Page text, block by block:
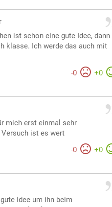
ist schon eine gute Idee, dann
klasse. Ich werde das auch mit
-0 +0
mich erst einmal sehr
Versuch ist es wert
-0 +0
Idee um ihn beim